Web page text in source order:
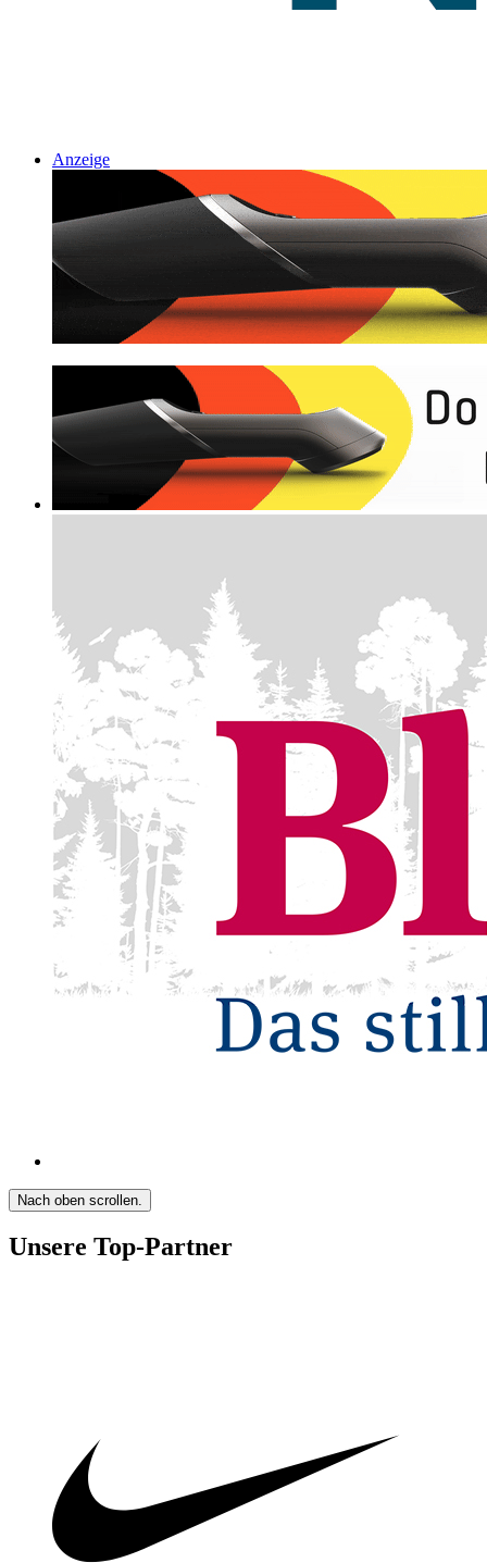
Anzeige
Nach oben scrollen.
Unsere Top-Partner